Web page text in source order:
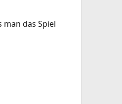
das Spiel